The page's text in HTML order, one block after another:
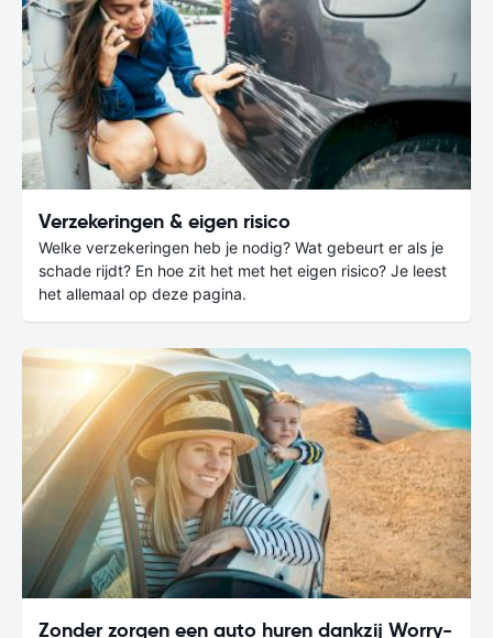
Verzekeringen & eigen risico
Welke verzekeringen heb je nodig? Wat gebeurt er als je
schade rijdt? En hoe zit het met het eigen risico? Je leest
het allemaal op deze pagina.
Zonder zorgen een auto huren dankzij Worry-